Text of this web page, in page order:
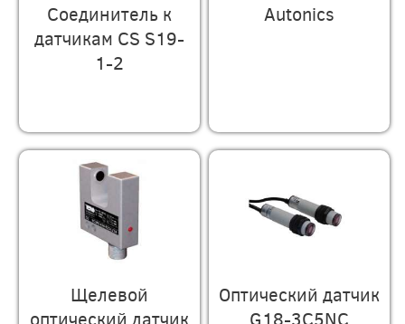
Соединитель к
датчикам CS S19-
1-2
Autonics
Щелевой
оптический датчик
Оптический датчик
G18-3C5NC